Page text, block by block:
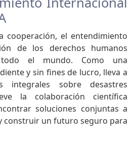
cooperación, el entendimiento
de los derechos humanos
todo el mundo. Como una
y sin fines de lucro, lleva a
integrales sobre desastres
la colaboración científica
soluciones conjuntas a
construir un futuro seguro para